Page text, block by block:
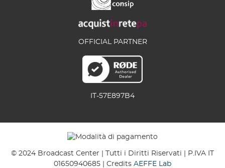
OFFICIAL PARTNER
IT-57E897B4
© 2024 Broadcast Center | Tutti i Diritti Riservati | P.IVA IT
01650940685 | Credits AEFFE Lab